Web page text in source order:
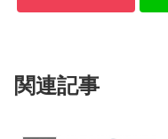
関連記事